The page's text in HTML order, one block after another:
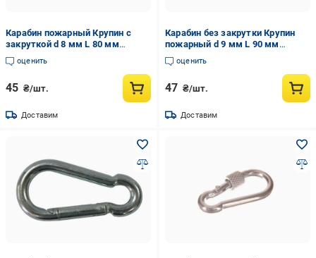
Карабин пожарный Крупин с
закруткой d 8 мм L 80 мм
(36595)
оценить
45 ₴/шт.
Доставим
Карабин без закрутки Крупин
пожарный d 9 мм L 90 мм
(36597)
оценить
47 ₴/шт.
Доставим